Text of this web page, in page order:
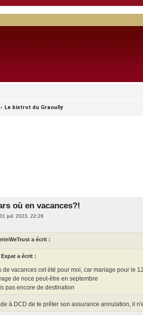
Le bistrot du Graoully
où en vacances?!
31 juil. 2023, 22:28
a écrit :
Expat a écrit :
de vacances cet été pour moi, car mariage pour le
de noce peut-être en septembre
pas encore de destination
à DCD de te prêter son assurance annulation, il